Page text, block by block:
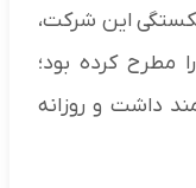
این شرکت،
مطرح کرده بود؛
نفر کارمند داشت و روزانه